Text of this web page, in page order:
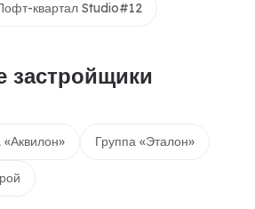
квартал Studio#12
застройщики
«Аквилон» Группа «Эталон»